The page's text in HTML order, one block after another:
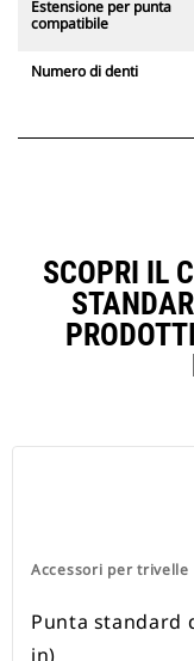
Estensione per punta
compatibile
Numero di denti
SCOPRI IL
Accessori per trivelle
Punta standard
in)